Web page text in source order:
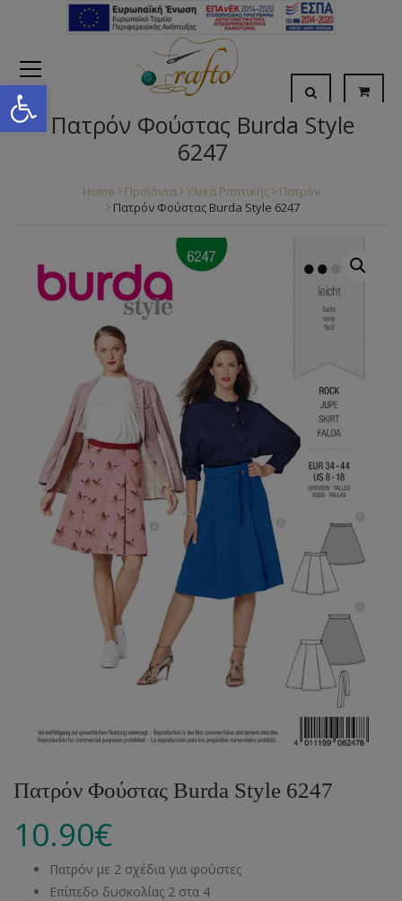
Open toolbar
Πατρόν Φούστας Burda Style
6247
Home Προϊόντα Υλικά Ραπτικής
Πατρόν
Πατρόν Φούστας Burda Style 6247
Πατρόν Φούστας Burda Style 6247
10.90€
Πατρόν με 2 σχέδια για φούστες
Επίπεδο δυσκολίας 2 στα 4